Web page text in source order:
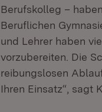
Berufskolleg –
Beruflichen
und Lehrer haben
vorzubereiten. Die
reibungslosen
Ihren Einsatz“, sagt